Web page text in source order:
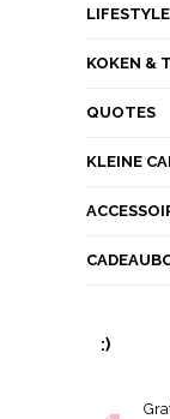
LIFESTYLE
KOKEN &
QUOTES
KLEINE
:)